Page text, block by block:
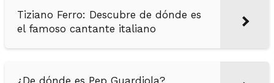
Tiziano Ferro: Descubre de dónde es
el famoso cantante italiano
¿De dónde es Pep Guardiola?